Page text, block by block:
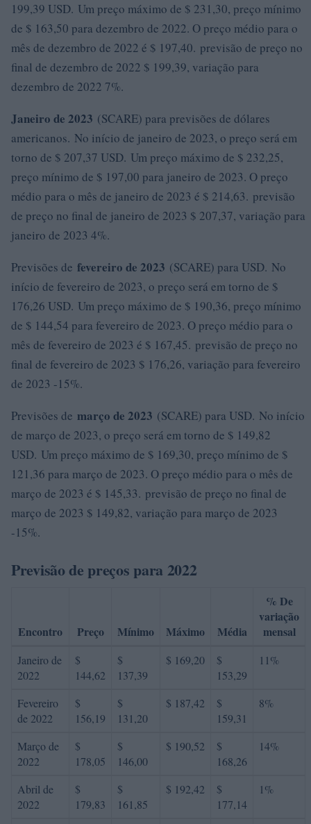
199,39 USD. Um preço máximo de $ 231,30, preço mínimo
de $ 163,50 para dezembro de 2022. O preço médio para o
mês de dezembro de 2022 é $ 197,40. previsão de preço no
final de dezembro de 2022 $ 199,39, variação para
dezembro de 2022 7%.
Janeiro de 2023 (SCARE) para previsões de dólares
americanos. No início de janeiro de 2023, o preço será em
torno de $ 207,37 USD. Um preço máximo de $ 232,25,
preço mínimo de $ 197,00 para janeiro de 2023. O preço
médio para o mês de janeiro de 2023 é $ 214,63. previsão
de preço no final de janeiro de 2023 $ 207,37, variação para
janeiro de 2023 4%.
Previsões de fevereiro de 2023 (SCARE) para USD. No
início de fevereiro de 2023, o preço será em torno de $
176,26 USD. Um preço máximo de $ 190,36, preço mínimo
de $ 144,54 para fevereiro de 2023. O preço médio para o
mês de fevereiro de 2023 é $ 167,45. previsão de preço no
final de fevereiro de 2023 $ 176,26, variação para fevereiro
de 2023 -15%.
Previsões de março de 2023 (SCARE) para USD. No início
de março de 2023, o preço será em torno de $ 149,82
USD. Um preço máximo de $ 169,30, preço mínimo de $
121,36 para março de 2023. O preço médio para o mês de
março de 2023 é $ 145,33. previsão de preço no final de
março de 2023 $ 149,82, variação para março de 2023
-15%.
Previsão de preços para 2022
Encontro Preço Mínimo Máximo Média
% De
variação
mensal
Janeiro de
2022
$
144,62
$
137,39
$ 169,20
$
153,29
11%
Fevereiro
de 2022
$
156,19
$
131,20
$ 187,42
$
159,31
8%
Março de
2022
$
178,05
$
146,00
$ 190,52
$
168,26
14%
Abril de
2022
$
179,83
$
161,85
$ 192,42
$
177,14
1%